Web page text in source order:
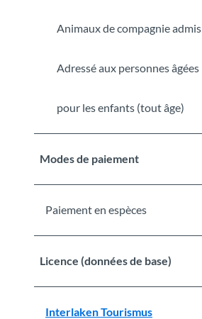
Animaux de compagnie admis
Adressé aux personnes âgées
pour les enfants (tout âge)
Modes de paiement
Paiement en espèces
Licence (données de base)
Interlaken Tourismus